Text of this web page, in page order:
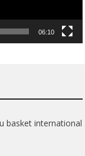
06:10
basket international